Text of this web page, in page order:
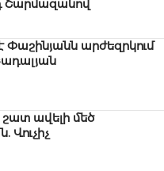
Շարմազանով
Փաշինյանն արժեզրկում
շատ ավելի մեծ
Վուչիչ